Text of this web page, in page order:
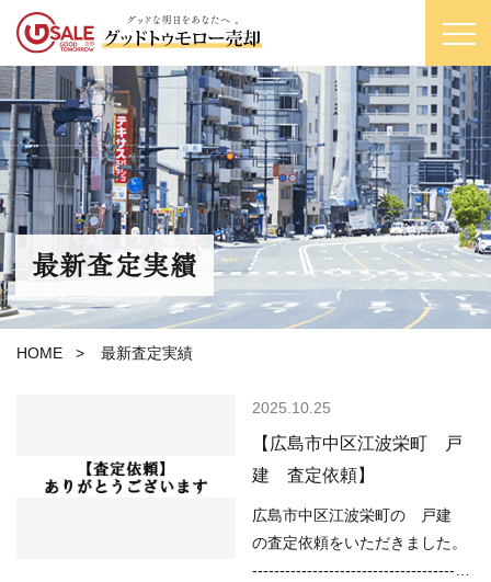
最新査定実績
HOME > 最新査定実績
2025.10.25
【広島市中区江波栄町 戸
建 査定依頼】
広島市中区江波栄町の 戸建
の査定依頼をいただきました。
----------------------------------------